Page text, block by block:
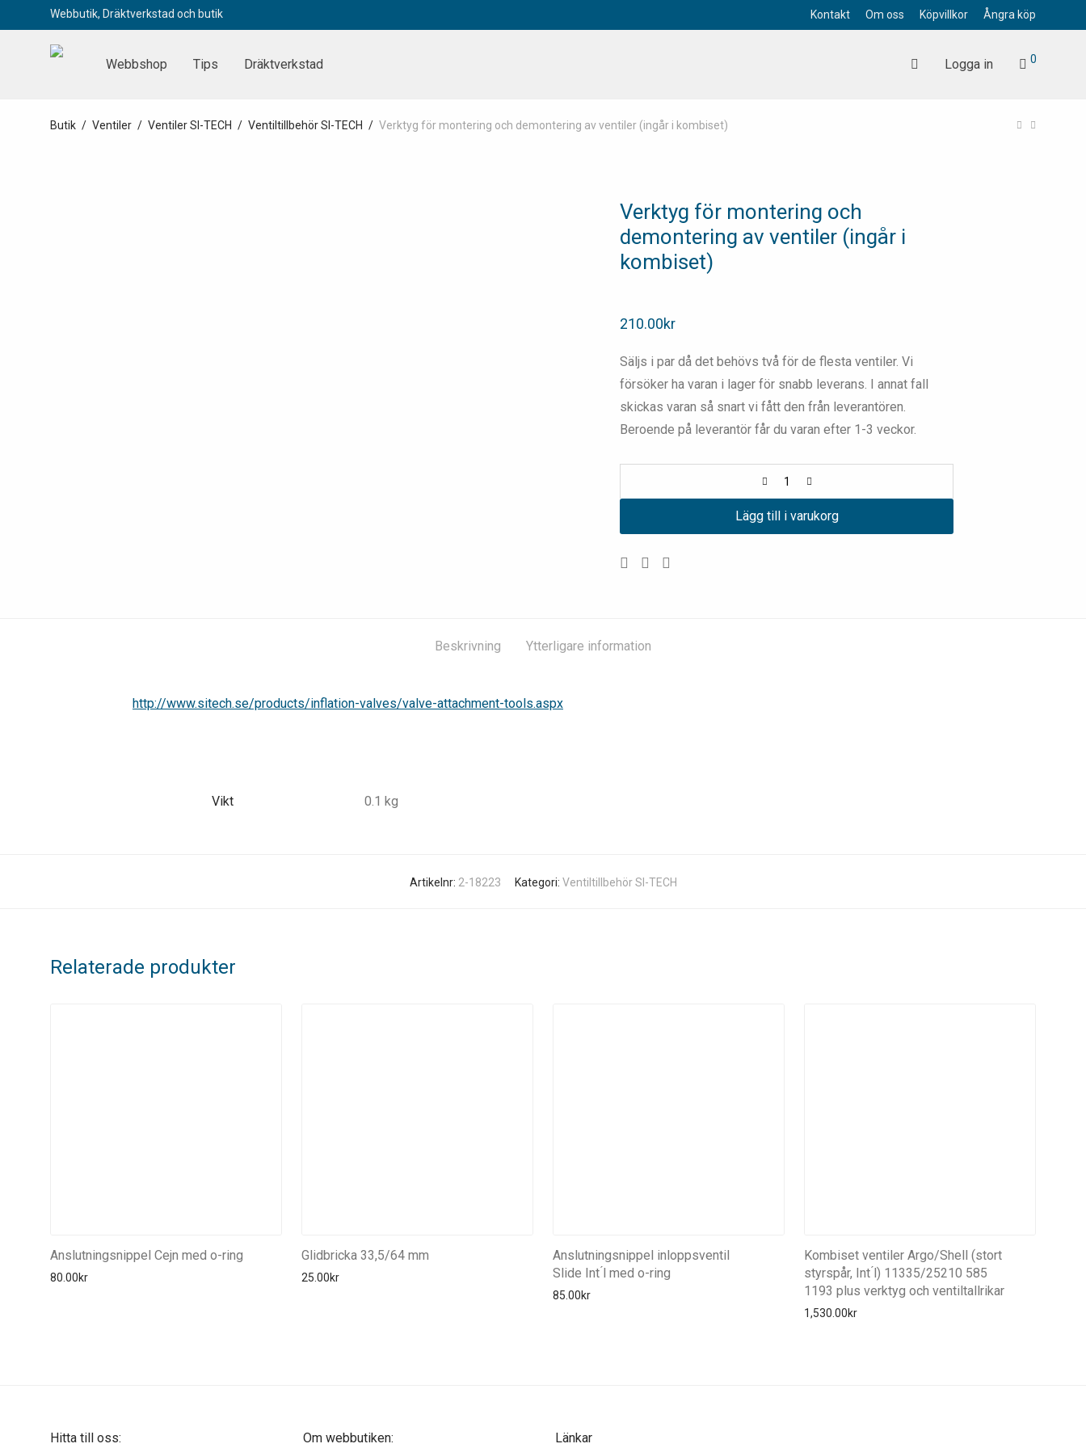
Webbutik, Dräktverkstad och butik Kontakt Om oss Köpvillkor Ångra köp
Webbshop Tips Dräktverkstad Logga in 0
Butik / Ventiler / Ventiler SI-TECH / Ventiltillbehör SI-TECH / Verktyg för montering och demontering av ventiler (ingår i kombiset)
Verktyg för montering och
demontering av ventiler (ingår i
kombiset)
210.00kr
Säljs i par då det behövs två för de flesta ventiler. Vi
försöker ha varan i lager för snabb leverans. I annat fall
skickas varan så snart vi fått den från leverantören.
Beroende på leverantör får du varan efter 1-3 veckor.
Lägg till i varukorg
Beskrivning Ytterligare information
http://www.sitech.se/products/inflation-valves/valve-attachment-tools.aspx
Vikt 0.1 kg
Artikelnr: 2-18223 Kategori: Ventiltillbehör SI-TECH
Relaterade produkter
Anslutningsnippel Cejn med o-ring
80.00kr
Glidbricka 33,5/64 mm
25.00kr
Anslutningsnippel inloppsventil
Slide Int ́l med o-ring
85.00kr
Kombiset ventiler Argo/Shell (stort
styrspår, Int ́l) 11335/25210 585
1193 plus verktyg och ventiltallrikar
1,530.00kr
Hitta till oss: Om webbutiken: Länkar